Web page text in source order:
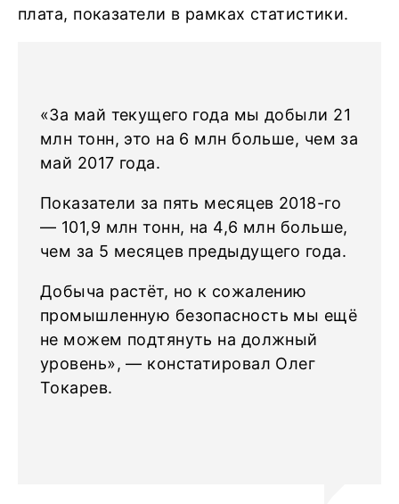
плата, показатели в рамках статистики.
«За май текущего года мы добыли 21
млн тонн, это на 6 млн больше, чем за
май 2017 года.
Показатели за пять месяцев 2018-го
— 101,9 млн тонн, на 4,6 млн больше,
чем за 5 месяцев предыдущего года.
Добыча растёт, но к сожалению
промышленную безопасность мы ещё
не можем подтянуть на должный
уровень», — констатировал Олег
Токарев.